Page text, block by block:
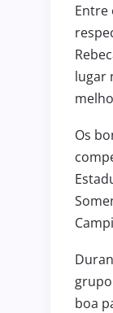
Entre
lugar
Os
boa